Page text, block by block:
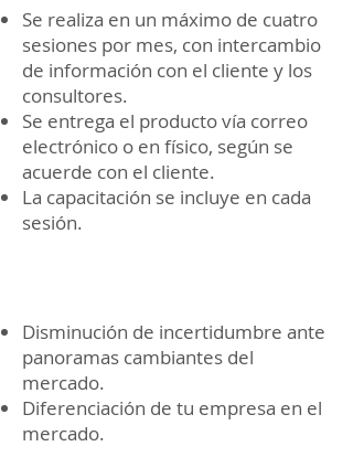
Se realiza en un máximo de cuatro
sesiones por mes, con intercambio
de información con el cliente y los
consultores.
Se entrega el producto vía correo
electrónico o en físico, según se
acuerde con el cliente.
La capacitación se incluye en cada
sesión.
Disminución de incertidumbre ante
panoramas cambiantes del
mercado.
Diferenciación de tu empresa en el
mercado.